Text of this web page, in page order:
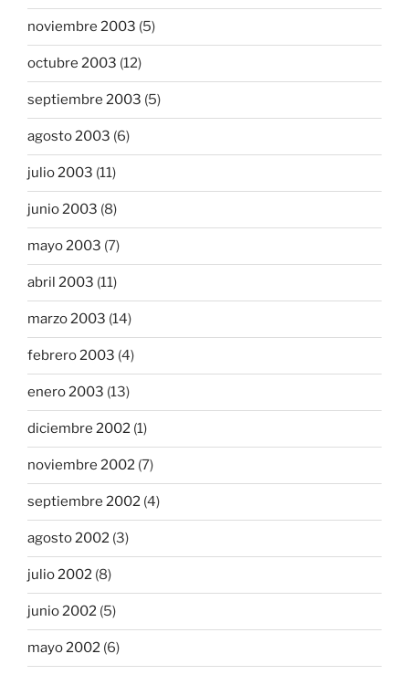
noviembre 2003 (5)
octubre 2003 (12)
septiembre 2003 (5)
agosto 2003 (6)
julio 2003 (11)
junio 2003 (8)
mayo 2003 (7)
abril 2003 (11)
marzo 2003 (14)
febrero 2003 (4)
enero 2003 (13)
diciembre 2002 (1)
noviembre 2002 (7)
septiembre 2002 (4)
agosto 2002 (3)
julio 2002 (8)
junio 2002 (5)
mayo 2002 (6)